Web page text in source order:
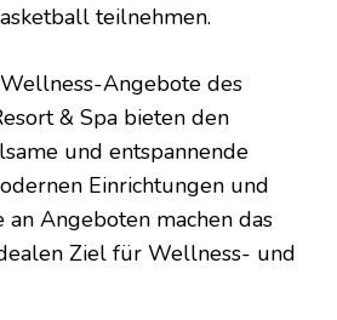
teilnehmen.
Angebote des
& Spa bieten den
und entspannende
Einrichtungen und
Angeboten machen das
Ziel für Wellness- und